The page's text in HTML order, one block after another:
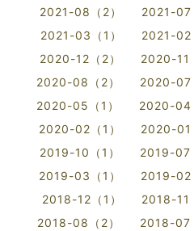
2021-08（2）
2021-07
2021-03（1）
2021-02
2020-12（2）
2020-11
2020-08（2）
2020-07
2020-05（1）
2020-04
2020-02（1）
2020-01
2019-10（1）
2019-07
2019-03（1）
2019-02
2018-12（1）
2018-11
2018-08（2）
2018-07